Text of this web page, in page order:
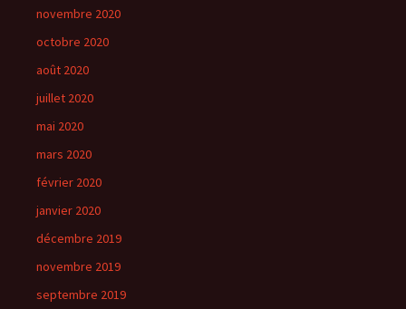
novembre 2020
octobre 2020
août 2020
juillet 2020
mai 2020
mars 2020
février 2020
janvier 2020
décembre 2019
novembre 2019
septembre 2019